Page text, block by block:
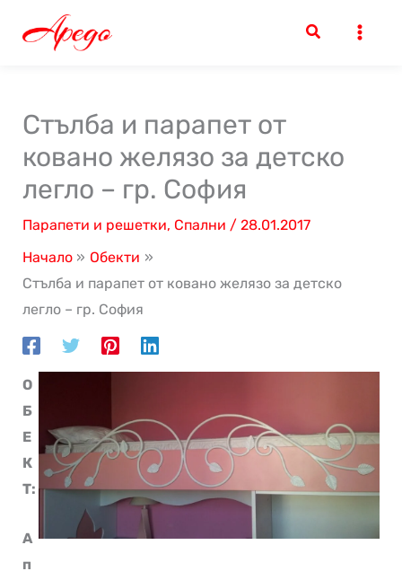
Стълба и парапет от
ковано желязо за детско
легло – гр. София
Парапети и решетки, Спални / 28.01.2017
Начало
Обекти
Стълба и парапет от ковано желязо за детско
легло – гр. София
О
Б
Е
К
Т:
А
п